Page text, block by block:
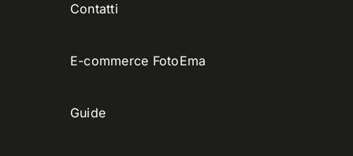
Contatti
E-commerce FotoEma
Guide